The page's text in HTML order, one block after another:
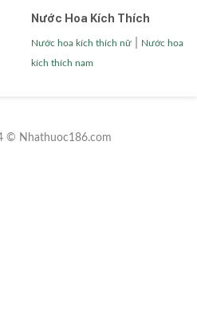
Nước Hoa Kích Thích
Nước hoa kích thích nữ| Nước hoa
kích thích nam
© Nhathuoc186.com